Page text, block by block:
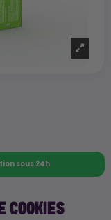
sous 24h
COOKIES